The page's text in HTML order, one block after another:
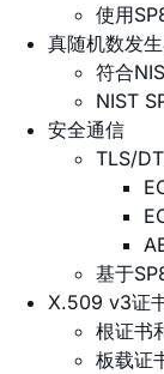
使用
真随机数发
符合
NIST
安全通信
TLS/
基于
X.509 v3证
根证书
板载证